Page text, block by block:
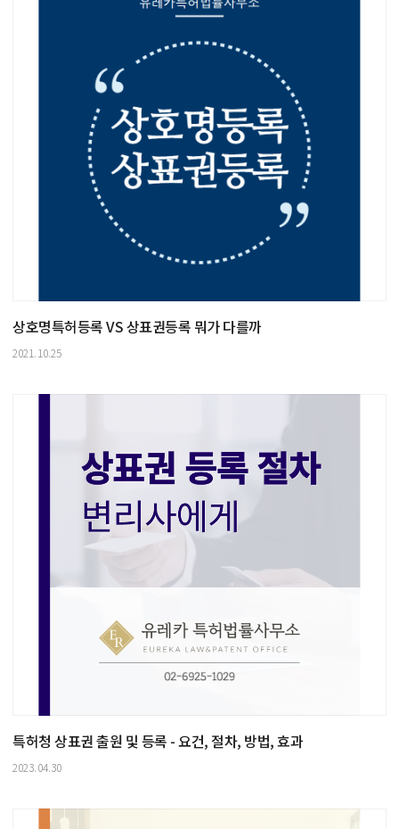
상호명특허등록 VS 상표권등록 뭐가 다를까
2021.10.25
특허청 상표권 출원 및 등록 - 요건, 절차, 방법, 효과
2023.04.30